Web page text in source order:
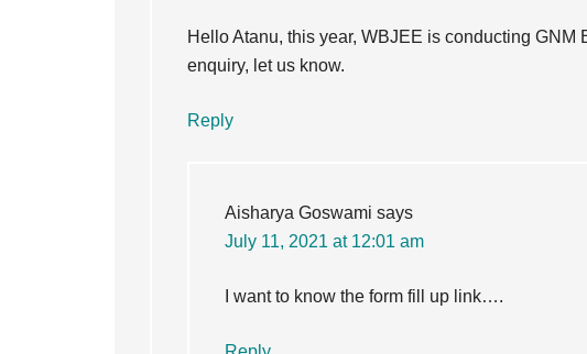
Hello Atanu, this year, WBJEE is conducting GNM
enquiry, let us know.
Reply
Aisharya Goswami says
July 11, 2021 at 12:01 am
I want to know the form fill up link….